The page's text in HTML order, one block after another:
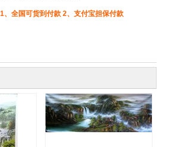
、全国可货到付款 2、支付宝担保付款